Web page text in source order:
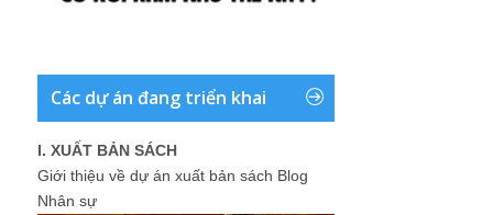
Các dự án đang triển khai
I. XUẤT BẢN SÁCH
Giới thiệu về dự án xuất bản sách Blog
Nhân sự